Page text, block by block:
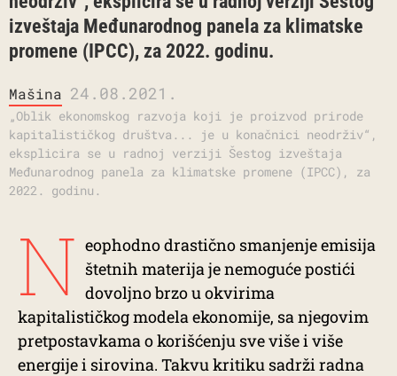
izveštaja Međunarodnog panela za klimatske
promene (IPCC), za 2022. godinu.
Mašina 24.08.2021.
„Oblik ekonomskog razvoja koji je proizvod prirode
kapitalističkog društva... je u konačnici neodrživ“,
eksplicira se u radnoj verziji Šestog izveštaja
Međunarodnog panela za klimatske promene (IPCC), za
2022. godinu.
N eophodno drastično smanjenje emisija
štetnih materija je nemoguće postići
dovoljno brzo u okvirima
kapitalističkog modela ekonomije, sa njegovim
pretpostavkama o korišćenju sve više i više
energije i sirovina. Takvu kritiku sadrži radna